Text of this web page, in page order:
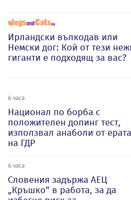
Ирландски вълкодав или
Немски дог: Кой от тези
гиганти е подходящ за вас?
6 часа
Национал по борба с
положителен допинг тест,
използвал анаболи от ерата
на ГДР
6 часа
Словения задържа АЕЦ
„Кръшко“ в работа, за да